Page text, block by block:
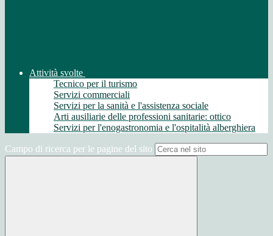
Attività svolte
Tecnico per il turismo
Servizi commerciali
Servizi per la sanità e l'assistenza sociale
Arti ausiliarie delle professioni sanitarie: ottico
Servizi per l'enogastronomia e l'ospitalità alberghiera
Campo di ricerca per le pagine del sito